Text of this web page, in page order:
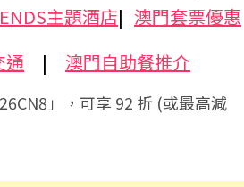
主題酒店| 澳門套票優惠
通 | 澳門自助餐推介
」，可享 92 折 (或最高減